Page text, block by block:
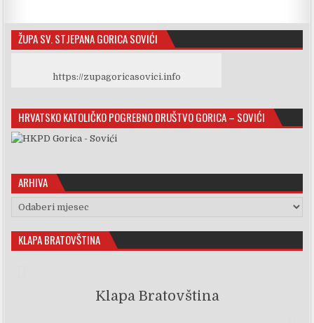
ŽUPA SV. STJEPANA GORICA SOVIĆI
https://zupagoricasovici.info
HRVATSKO KATOLIČKO POGREBNO DRUŠTVO GORICA – SOVIĆI
ARHIVA
Arhiva
KLAPA BRATOVŠTINA
Klapa Bratovština